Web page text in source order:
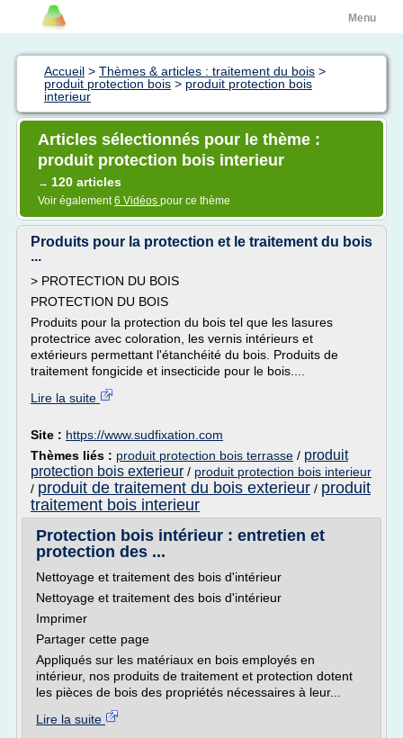
Menu
Accueil > Thèmes & articles : traitement du bois >
produit protection bois > produit protection bois
interieur
Articles sélectionnés pour le thème :
produit protection bois interieur
→ 120 articles
Voir également6 Vidéos pour ce thème
Produits pour la protection et le traitement du bois
...
> PROTECTION DU BOIS
PROTECTION DU BOIS
Produits pour la protection du bois tel que les lasures
protectrice avec coloration, les vernis intérieurs et
extérieurs permettant l'étanchéité du bois. Produits de
traitement fongicide et insecticide pour le bois....
Lire la suite
Site : https://www.sudfixation.com
Thèmes liés : produit protection bois terrasse / produit
protection bois exterieur / produit protection bois interieur
/ produit de traitement du bois exterieur / produit
traitement bois interieur
Protection bois intérieur : entretien et
protection des ...
Nettoyage et traitement des bois d'intérieur
Nettoyage et traitement des bois d'intérieur
Imprimer
Partager cette page
Appliqués sur les matériaux en bois employés en
intérieur, nos produits de traitement et protection dotent
les pièces de bois des propriétés nécessaires à leur...
Lire la suite